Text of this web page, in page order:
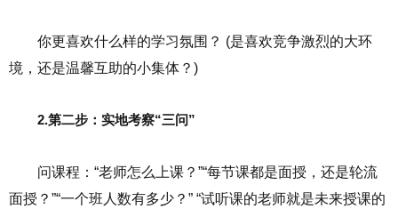
你更喜欢什么样的学习氛围？ (是喜欢竞争激烈的大环
境，还是温馨互助的小集体？)
2.第二步：实地考察“三问”
问课程：“老师怎么上课？”“每节课都是面授，还是轮流
面授？”“一个班人数有多少？” “试听课的老师就是未来授课的